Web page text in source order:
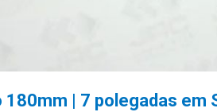
180mm | 7 polegadas em